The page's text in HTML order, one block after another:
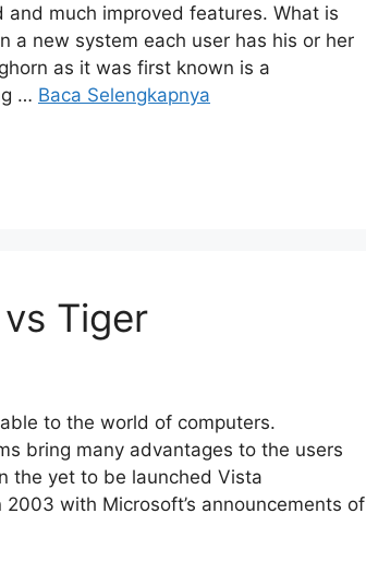
much improved features. What is
a new system each user has his or her
as it was first known is a
… Baca Selengkapnya
Tiger
to the world of computers.
bring many advantages to the users
the yet to be launched Vista
with Microsoft’s announcements of